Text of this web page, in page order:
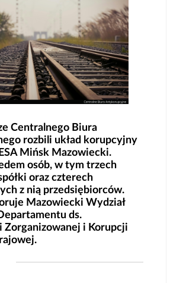
Centralnego Biura
rozbili układ korupcyjny
Mińsk Mazowiecki.
osób, w tym trzech
oraz czterech
z nią przedsiębiorców.
Mazowiecki Wydział
ds.
Zorganizowanej i Korupcji